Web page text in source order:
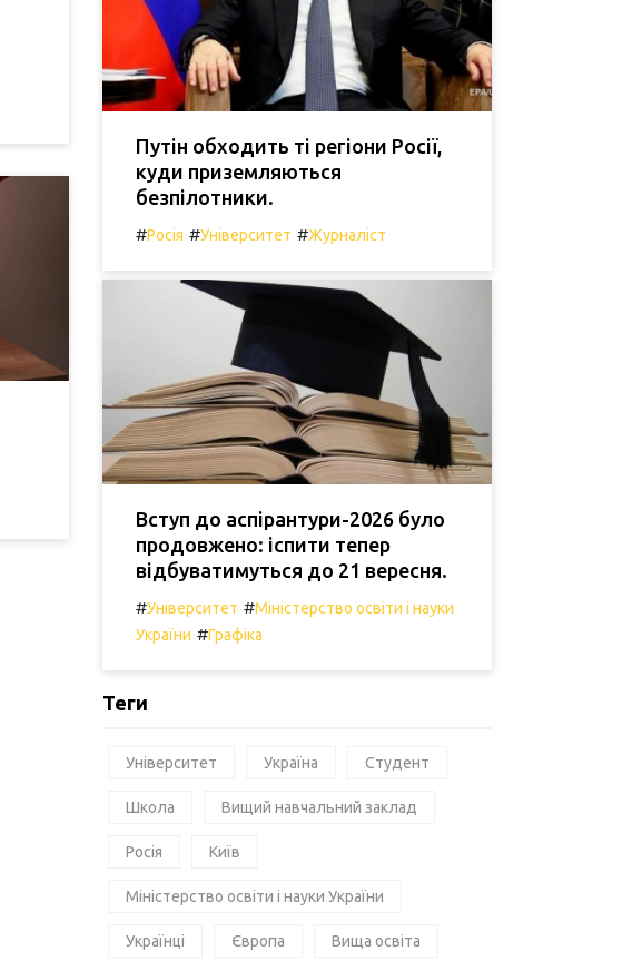
Путін обходить ті регіони Росії,
куди приземляються
безпілотники.
#Росія #Університет #Журналіст
Вступ до аспірантури-2026 було
продовжено: іспити тепер
відбуватимуться до 21 вересня.
#Університет #Міністерство освіти і науки
України #Графіка
Теги
Університет Україна Студент
Школа Вищий навчальний заклад
Росія Київ
Міністерство освіти і науки України
Українці Європа Вища освіта